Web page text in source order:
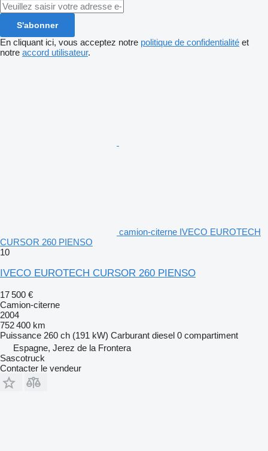
S'abonner
En cliquant ici, vous acceptez notre politique de confidentialité et
notre accord utilisateur.
camion-citerne IVECO EUROTECH
CURSOR 260 PIENSO
10
IVECO EUROTECH CURSOR 260 PIENSO
17 500 €
Camion-citerne
2004
752 400 km
Puissance 260 ch (191 kW) Carburant diesel 0 compartiment
Espagne, Jerez de la Frontera
Sascotruck
Contacter le vendeur